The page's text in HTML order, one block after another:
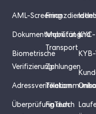
AML-Screening
Dokumentenprüfung
Biometrische
Verifizierung
Adressverifikation
Überprüfung durch
Mobilität und
Transport
Zahlungen
FinTech